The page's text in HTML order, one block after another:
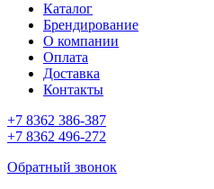
Каталог
Брендирование
О компании
Оплата
Доставка
Контакты
+7 8362 386-387
+7 8362 496-272
Обратный звонок